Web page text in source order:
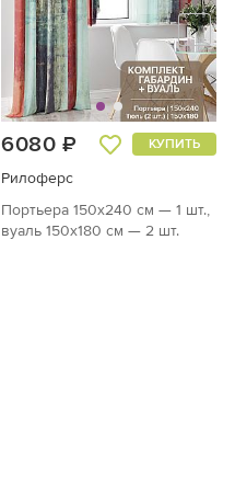
6080 ₽ КУПИТЬ
Рилоферс
Портьера 150х240 см — 1 шт.,
вуаль 150х180 см — 2 шт.